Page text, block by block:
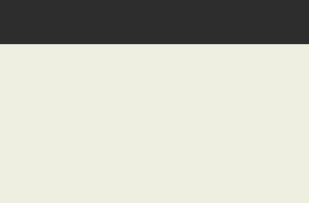
que Aquece o Inverno de Julho